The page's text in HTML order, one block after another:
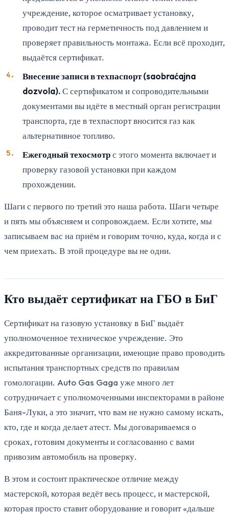
учреждение, которое осматривает установку,
проводит тест на герметичность под давлением и
проверяет правильность монтажа. Если всё проходит,
выдаётся сертификат.
Внесение записи в техпаспорт (saobraćajna
dozvola).С сертификатом и сопроводительными
документами вы идёте в местный орган регистрации
транспорта, где в техпаспорт вносится газ как
альтернативное топливо.
Ежегодный техосмотрс этого момента включает и
проверку газовой установки при каждом
прохождении.
Шаги с первого по третий это наша работа. Шаги четыре
и пять мы объясняем и сопровождаем. Если хотите, мы
записываем вас на приём и говорим точно, куда, когда и с
чем приехать. В этой процедуре вы не одни.
Кто выдаёт сертификат на ГБО в БиГ
Сертификат на газовую установку в БиГ выдаёт
уполномоченное техническое учреждение. Это
аккредитованные организации, имеющие право проводить
испытания транспортных средств по правилам
гомологации. Auto Gas Gaga уже много лет
сотрудничает с уполномоченными инспекторами в районе
Баня-Луки, а это значит, что вам не нужно самому искать,
кто, где и когда делает атест. Мы договариваемся о
сроках, готовим документы и согласованно с вами
привозим автомобиль на проверку.
В этом и состоит практическое отличие между
мастерской, которая ведёт весь процесс, и мастерской,
которая просто ставит оборудование и говорит «дальше